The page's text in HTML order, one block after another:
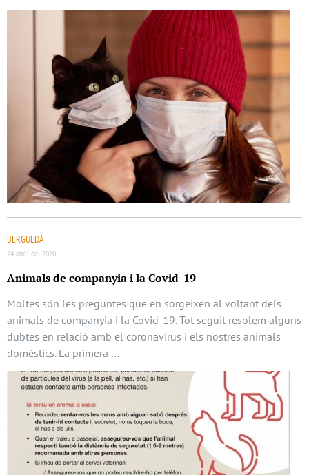
BERGUEDÀ
24 abril del 2020
Animals de companyia i la Covid-19
Moltes són les preguntes que en sorgeixen al voltant dels
animals de companyia i la Covid-19. Tot seguit resolem alguns
dubtes en relació amb el coronavirus i els nostres animals
domèstics. La primera …